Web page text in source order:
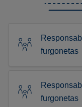
furgonetas
furgonetas